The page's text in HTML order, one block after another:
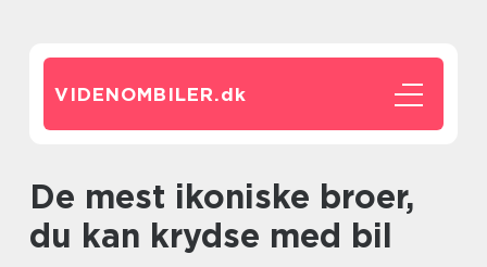
VIDENOMBILER.dk
De mest ikoniske broer,
du kan krydse med bil